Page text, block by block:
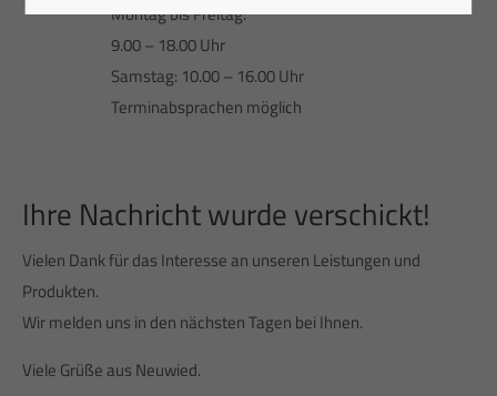
Montag bis Freitag:
9.00 – 18.00 Uhr
Samstag: 10.00 – 16.00 Uhr
Terminabsprachen möglich
Ihre Nachricht wurde verschickt!
Vielen Dank für das Interesse an unseren Leistungen und
Produkten.
Wir melden uns in den nächsten Tagen bei Ihnen.
Viele Grüße aus Neuwied.